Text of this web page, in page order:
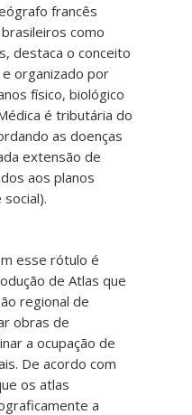
francês
como
destaca o conceito
organizado por
físico, biológico
é tributária do
as doenças
extensão de
aos planos
esse rótulo é
de Atlas que
regional de
obras de
a ocupação de
De acordo com
os atlas
a